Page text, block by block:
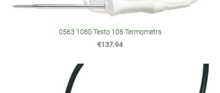
0563 1080 Testo 108 Termometrs
€137.94